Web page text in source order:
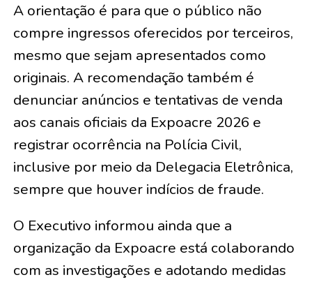
A orientação é para que o público não
compre ingressos oferecidos por terceiros,
mesmo que sejam apresentados como
originais. A recomendação também é
denunciar anúncios e tentativas de venda
aos canais oficiais da Expoacre 2026 e
registrar ocorrência na Polícia Civil,
inclusive por meio da Delegacia Eletrônica,
sempre que houver indícios de fraude.
O Executivo informou ainda que a
organização da Expoacre está colaborando
com as investigações e adotando medidas